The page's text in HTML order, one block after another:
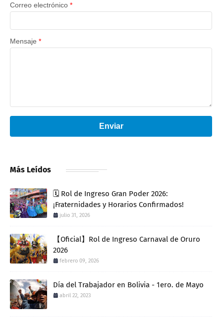
Correo electrónico *
Mensaje *
Enviar
Más Leídos
🗓️ Rol de Ingreso Gran Poder 2026:
¡Fraternidades y Horarios Confirmados!
julio 31, 2026
【Oficial】Rol de Ingreso Carnaval de Oruro
2026
febrero 09, 2026
Día del Trabajador en Bolivia - 1ero. de Mayo
abril 22, 2023